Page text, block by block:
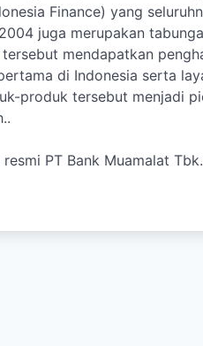
Finance) yang
juga merupakan
mendapatkan
di Indonesia serta
produk tersebut menjadi
PT Bank Muamalat